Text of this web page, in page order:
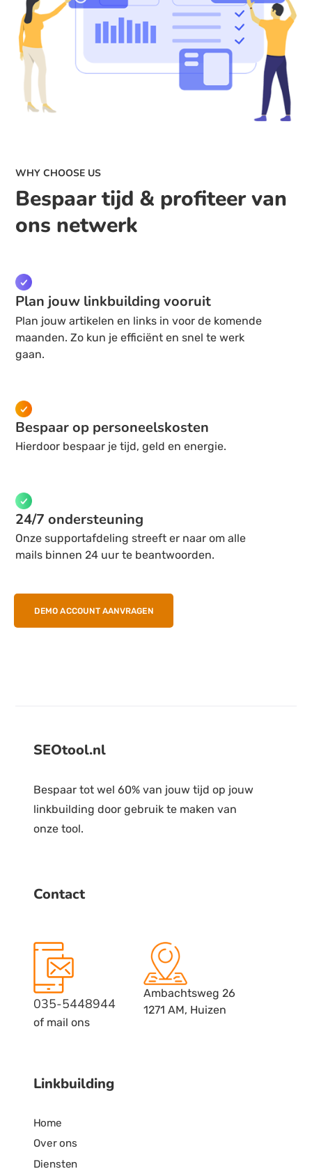
WHY CHOOSE US
Bespaar tijd & profiteer van
ons netwerk
Plan jouw linkbuilding vooruit
Plan jouw artikelen en links in voor de komende
maanden. Zo kun je efficiënt en snel te werk
gaan.
Bespaar op personeelskosten
Hierdoor bespaar je tijd, geld en energie.
24/7 ondersteuning
Onze supportafdeling streeft er naar om alle
mails binnen 24 uur te beantwoorden.
DEMO ACCOUNT AANVRAGEN
SEOtool.nl
Bespaar tot wel 60% van jouw tijd op jouw
linkbuilding door gebruik te maken van
onze tool.
Contact
035-5448944
of mail ons
Ambachtsweg 26
1271 AM, Huizen
Linkbuilding
Home
Over ons
Diensten